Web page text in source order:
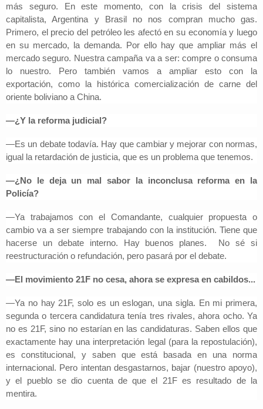
más seguro. En este momento, con la crisis del sistema
capitalista, Argentina y Brasil no nos compran mucho gas.
Primero, el precio del petróleo les afectó en su economía y luego
en su mercado, la demanda. Por ello hay que ampliar más el
mercado seguro. Nuestra campaña va a ser: compre o consuma
lo nuestro. Pero también vamos a ampliar esto con la
exportación, como la histórica comercialización de carne del
oriente boliviano a China.
—¿Y la reforma judicial?
—Es un debate todavía. Hay que cambiar y mejorar con normas,
igual la retardación de justicia, que es un problema que tenemos.
—¿No le deja un mal sabor la inconclusa reforma en la
Policía?
—Ya trabajamos con el Comandante, cualquier propuesta o
cambio va a ser siempre trabajando con la institución. Tiene que
hacerse un debate interno. Hay buenos planes. No sé si
reestructuración o refundación, pero pasará por el debate.
—El movimiento 21F no cesa, ahora se expresa en cabildos...
—Ya no hay 21F, solo es un eslogan, una sigla. En mi primera,
segunda o tercera candidatura tenía tres rivales, ahora ocho. Ya
no es 21F, sino no estarían en las candidaturas. Saben ellos que
exactamente hay una interpretación legal (para la repostulación),
es constitucional, y saben que está basada en una norma
internacional. Pero intentan desgastarnos, bajar (nuestro apoyo),
y el pueblo se dio cuenta de que el 21F es resultado de la
mentira.